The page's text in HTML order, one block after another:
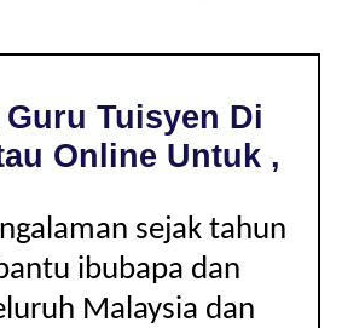
Tuisyen Di
Online Untuk ,
sejak tahun
ibubapa dan
Malaysia dan